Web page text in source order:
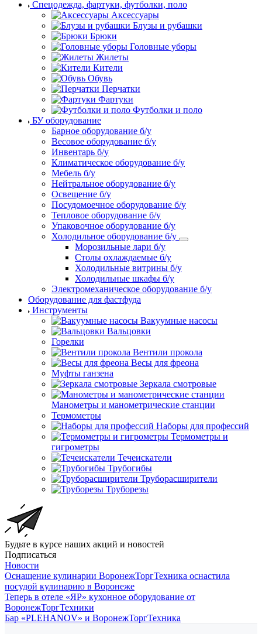
Спецодежда, фартуки, футболки, поло
Аксессуары
Блузы и рубашки
Брюки
Головные уборы
Жилеты
Кители
Обувь
Перчатки
Фартуки
Футболки и поло
БУ оборудование
Барное оборудование б/у
Весовое оборудование б/у
Инвентарь б/у
Климатическое оборудование б/у
Мебель б/у
Нейтральное оборудование б/у
Освещение б/у
Посудомоечное оборудование б/у
Тепловое оборудование б/у
Упаковочное оборудование б/у
Холодильное оборудование б/у
Морозильные лари б/у
Столы охлаждаемые б/у
Холодильные витрины б/у
Холодильные шкафы б/у
Электромеханическое оборудование б/у
Оборудование для фастфуда
Инструменты
Вакуумные насосы
Вальцовки
Горелки
Вентили прокола
Весы для фреона
Муфты ганзена
Зеркала смотровые
Манометры и манометрические станции
Термометры
Наборы для профессий
Термометры и
гигрометры
Течеискатели
Трубогибы
Труборасширители
Труборезы
Будьте в курсе наших акций и новостей
Подписаться
Новости
Оснащение кулинарии ВоронежТоргТехника оснастила
посудой кулинарию в Воронеже
Теперь в отеле «ЯР» кухонное оборудование от
ВоронежТоргТехники
Бар «PLEHANOV» и ВоронежТоргТехника